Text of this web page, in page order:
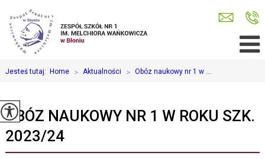
Jesteś tutaj: Home > Aktualności > Obóz naukowy nr 1 w ...
OBÓZ NAUKOWY NR 1 W ROKU SZK.
2023/24